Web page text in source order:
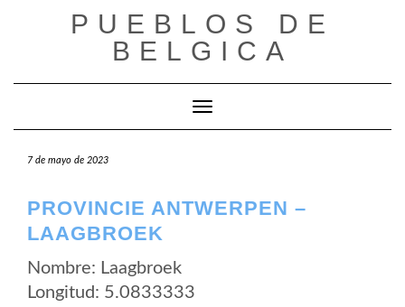
PUEBLOS DE
BELGICA
Cambiar modo de navegación
7 de mayo de 2023
PROVINCIE ANTWERPEN –
LAAGBROEK
Nombre: Laagbroek
Longitud: 5.0833333